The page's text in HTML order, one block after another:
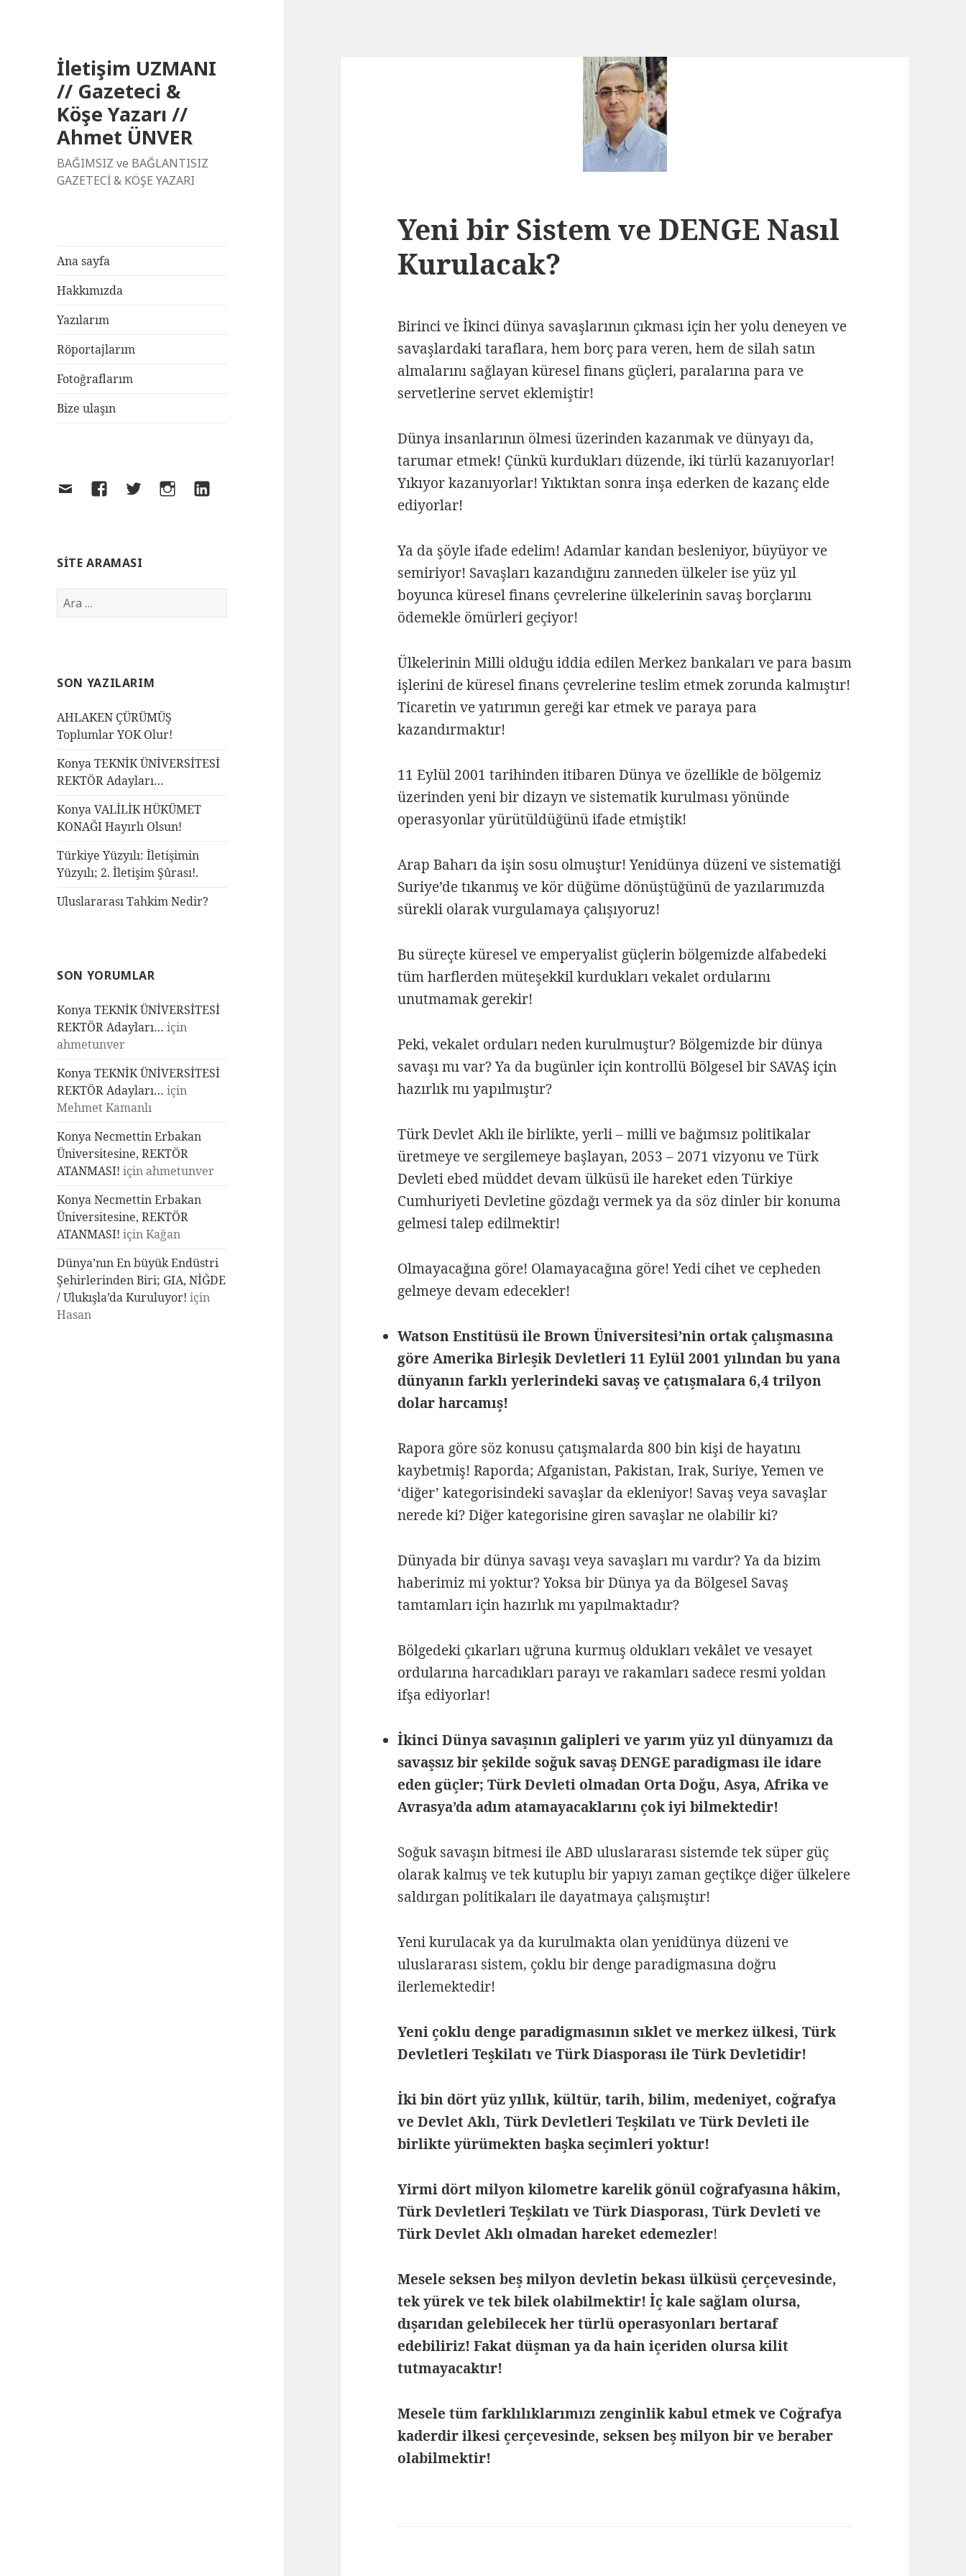
İletişim UZMANI
// Gazeteci &
Köşe Yazarı //
Ahmet ÜNVER
BAĞIMSIZ ve BAĞLANTISIZ
GAZETECİ & KÖŞE YAZARI
Ana sayfa
Hakkımızda
Yazılarım
Röportajlarım
Fotoğraflarım
Bize ulaşın
SITE ARAMASI
SON YAZILARIM
AHLAKEN ÇÜRÜMÜŞ
Toplumlar YOK Olur!
Konya TEKNİK ÜNİVERSİTESİ
REKTÖR Adayları…
Konya VALİLİK HÜKÜMET
KONAĞI Hayırlı Olsun!
Türkiye Yüzyılı: İletişimin
Yüzyılı; 2. İletişim Şûrası!.
Uluslararası Tahkim Nedir?
SON YORUMLAR
Konya TEKNİK ÜNİVERSİTESİ
REKTÖR Adayları… için
ahmetunver
Konya TEKNİK ÜNİVERSİTESİ
REKTÖR Adayları… için
Mehmet Kamanlı
Konya Necmettin Erbakan
Üniversitesine, REKTÖR
ATANMASI! için ahmetunver
Konya Necmettin Erbakan
Üniversitesine, REKTÖR
ATANMASI! içinKağan
Dünya’nın En büyük Endüstri
Şehirlerinden Biri; GIA, NİĞDE
/ Ulukışla’da Kuruluyor! için
Hasan
Yeni bir Sistem ve DENGE Nasıl
Kurulacak?
Birinci ve İkinci dünya savaşlarının çıkması için her yolu deneyen ve
savaşlardaki taraflara, hem borç para veren, hem de silah satın
almalarını sağlayan küresel finans güçleri, paralarına para ve
servetlerine servet eklemiştir!
Dünya insanlarının ölmesi üzerinden kazanmak ve dünyayı da,
tarumar etmek! Çünkü kurdukları düzende, iki türlü kazanıyorlar!
Yıkıyor kazanıyorlar! Yıktıktan sonra inşa ederken de kazanç elde
ediyorlar!
Ya da şöyle ifade edelim! Adamlar kandan besleniyor, büyüyor ve
semiriyor! Savaşları kazandığını zanneden ülkeler ise yüz yıl
boyunca küresel finans çevrelerine ülkelerinin savaş borçlarını
ödemekle ömürleri geçiyor!
Ülkelerinin Milli olduğu iddia edilen Merkez bankaları ve para basım
işlerini de küresel finans çevrelerine teslim etmek zorunda kalmıştır!
Ticaretin ve yatırımın gereği kar etmek ve paraya para
kazandırmaktır!
11 Eylül 2001 tarihinden itibaren Dünya ve özellikle de bölgemiz
üzerinden yeni bir dizayn ve sistematik kurulması yönünde
operasyonlar yürütüldüğünü ifade etmiştik!
Arap Baharı da işin sosu olmuştur! Yenidünya düzeni ve sistematiği
Suriye’de tıkanmış ve kör düğüme dönüştüğünü de yazılarımızda
sürekli olarak vurgulamaya çalışıyoruz!
Bu süreçte küresel ve emperyalist güçlerin bölgemizde alfabedeki
tüm harflerden müteşekkil kurdukları vekalet ordularını
unutmamak gerekir!
Peki, vekalet orduları neden kurulmuştur? Bölgemizde bir dünya
savaşı mı var? Ya da bugünler için kontrollü Bölgesel bir SAVAŞ için
hazırlık mı yapılmıştır?
Türk Devlet Aklı ile birlikte, yerli – milli ve bağımsız politikalar
üretmeye ve sergilemeye başlayan, 2053 – 2071 vizyonu ve Türk
Devleti ebed müddet devam ülküsü ile hareket eden Türkiye
Cumhuriyeti Devletine gözdağı vermek ya da söz dinler bir konuma
gelmesi talep edilmektir!
Olmayacağına göre! Olamayacağına göre! Yedi cihet ve cepheden
gelmeye devam edecekler!
Watson Enstitüsü ile Brown Üniversitesi’nin ortak çalışmasına
göre Amerika Birleşik Devletleri 11 Eylül 2001 yılından bu yana
dünyanın farklı yerlerindeki savaş ve çatışmalara 6,4 trilyon
dolar harcamış!
Rapora göre söz konusu çatışmalarda 800 bin kişi de hayatını
kaybetmiş! Raporda; Afganistan, Pakistan, Irak, Suriye, Yemen ve
‘diğer’ kategorisindeki savaşlar da ekleniyor! Savaş veya savaşlar
nerede ki? Diğer kategorisine giren savaşlar ne olabilir ki?
Dünyada bir dünya savaşı veya savaşları mı vardır? Ya da bizim
haberimiz mi yoktur? Yoksa bir Dünya ya da Bölgesel Savaş
tamtamları için hazırlık mı yapılmaktadır?
Bölgedeki çıkarları uğruna kurmuş oldukları vekâlet ve vesayet
ordularına harcadıkları parayı ve rakamları sadece resmi yoldan
ifşa ediyorlar!
İkinci Dünya savaşının galipleri ve yarım yüz yıl dünyamızı da
savaşsız bir şekilde soğuk savaş DENGE paradigması ile idare
eden güçler; Türk Devleti olmadan Orta Doğu, Asya, Afrika ve
Avrasya’da adım atamayacaklarını çok iyi bilmektedir!
Soğuk savaşın bitmesi ile ABD uluslararası sistemde tek süper güç
olarak kalmış ve tek kutuplu bir yapıyı zaman geçtikçe diğer ülkelere
saldırgan politikaları ile dayatmaya çalışmıştır!
Yeni kurulacak ya da kurulmakta olan yenidünya düzeni ve
uluslararası sistem, çoklu bir denge paradigmasına doğru
ilerlemektedir!
Yeni çoklu denge paradigmasının sıklet ve merkez ülkesi, Türk
Devletleri Teşkilatı ve Türk Diasporası ile Türk Devletidir!
İki bin dört yüz yıllık, kültür, tarih, bilim, medeniyet, coğrafya
ve Devlet Aklı, Türk Devletleri Teşkilatı ve Türk Devleti ile
birlikte yürümekten başka seçimleri yoktur!
Yirmi dört milyon kilometre karelik gönül coğrafyasına hâkim,
Türk Devletleri Teşkilatı ve Türk Diasporası, Türk Devleti ve
Türk Devlet Aklı olmadan hareket edemezler!
Mesele seksen beş milyon devletin bekası ülküsü çerçevesinde,
tek yürek ve tek bilek olabilmektir! İç kale sağlam olursa,
dışarıdan gelebilecek her türlü operasyonları bertaraf
edebiliriz! Fakat düşman ya da hain içeriden olursa kilit
tutmayacaktır!
Mesele tüm farklılıklarımızı zenginlik kabul etmek ve Coğrafya
kaderdir ilkesi çerçevesinde, seksen beş milyon bir ve beraber
olabilmektir!